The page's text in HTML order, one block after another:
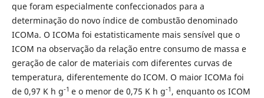
que foram especialmente confeccionados para a
determinação do novo índice de combustão denominado
ICOMa. O ICOMa foi estatisticamente mais sensível que o
ICOM na observação da relação entre consumo de massa e
geração de calor de materiais com diferentes curvas de
temperatura, diferentemente do ICOM. O maior ICOMa foi
de 0,97 K h g-1 e o menor de 0,75 K h g-1 , enquanto os ICOM